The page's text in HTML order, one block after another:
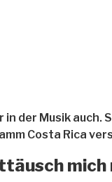
der Musik
Costa Rica